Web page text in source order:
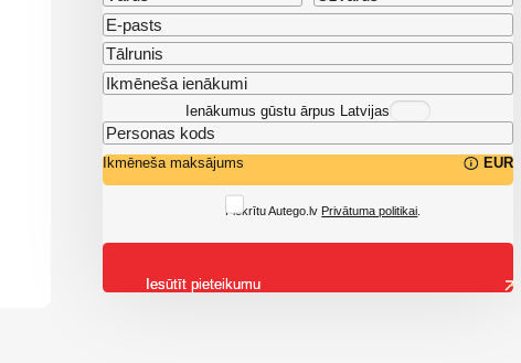
Ienākumus gūstu ārpus Latvijas
Ikmēneša maksājums EUR
Piekrītu Autego.lv Privātuma politikai